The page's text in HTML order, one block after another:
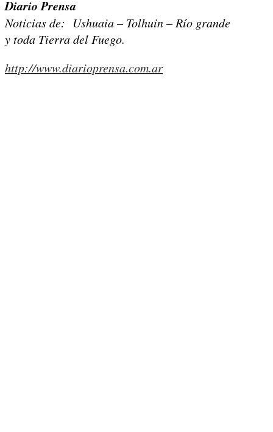
Diario Prensa
Noticias de: Ushuaia – Tolhuin – Río grande
y toda Tierra del Fuego.
http://www.diarioprensa.com.ar